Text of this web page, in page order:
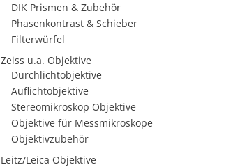
DIK Prismen & Zubehör
Phasenkontrast & Schieber
Filterwürfel
Zeiss u.a. Objektive
Durchlichtobjektive
Auflichtobjektive
Stereomikroskop Objektive
Objektive für Messmikroskope
Objektivzubehör
Leitz/Leica Objektive